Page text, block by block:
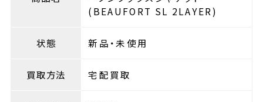
(BEAUFORT SL 2LAYER)
状態 新品・未使用
買取方法 宅配買取